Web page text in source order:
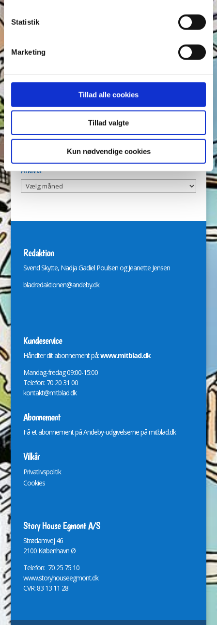
Statistik
Marketing
Tillad alle cookies
Tillad valgte
Kun nødvendige cookies
Andeby
Anders And Co.
Dagens vittigheder
Don Rosa Du Gådeste
Fedtmule
Joakim von And
Læselyst
Mickey Mouse
Quiz Rap og Rup Rip
Skole
Tegnere og forfattere
Ugens Du gådeste
Arkiver
Arkiver
Redaktion
Svend Skytte, Nadja Gadiel Poulsen og Jeanette Jensen
bladredaktionen@andeby.dk
Kundeservice
Håndter dit abonnement på:www.mitblad.dk
Mandag-fredag 09:00-15:00
Telefon: 70 20 31 00
kontakt@mitblad.dk
Abonnement
Få et abonnement på Andeby-udgivelserne påmitblad.dk
Vilkår
Privatlivspolitik
Cookies
Story House Egmont A/S
Strødamvej 46
2100 København Ø
Telefon: 70 25 75 10
www.storyhouseegmont.dk
CVR: 83 13 11 28